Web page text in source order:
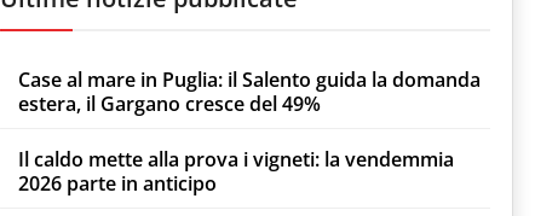
Case al mare in Puglia: il Salento guida la domanda
estera, il Gargano cresce del 49%
Il caldo mette alla prova i vigneti: la vendemmia
2026 parte in anticipo